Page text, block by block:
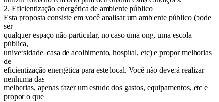
2. Eficientização energética de ambiente público
Esta proposta consiste em você analisar um ambiente público (pode
ser
qualquer espaço não particular, no caso uma ong, uma escola
pública,
universidade, casa de acolhimento, hospital, etc) e propor melhorias
de
eficientização energética para este local. Você não deverá realizar
nenhuma das
melhorias, apenas fazer um estudo dos gastos, equipamentos, etc e
propor o que